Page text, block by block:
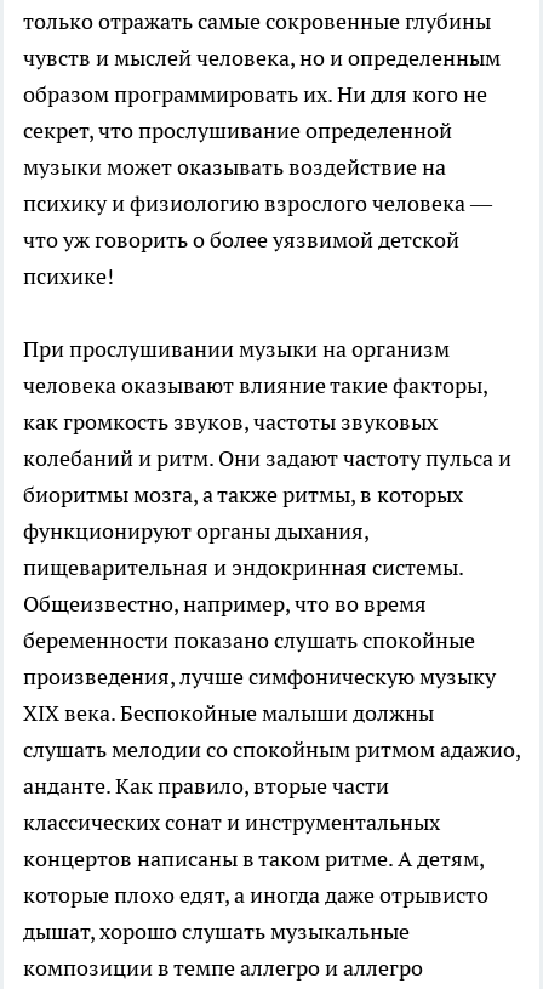
только отражать самые сокровенные глубины
чувств и мыслей человека, но и определенным
образом программировать их. Ни для кого не
секрет, что прослушивание определенной
музыки может оказывать воздействие на
психику и физиологию взрослого человека —
что уж говорить о более уязвимой детской
психике!
При прослушивании музыки на организм
человека оказывают влияние такие факторы,
как громкость звуков, частоты звуковых
колебаний и ритм. Они задают частоту пульса и
биоритмы мозга, а также ритмы, в которых
функционируют органы дыхания,
пищеварительная и эндокринная системы.
Общеизвестно, например, что во время
беременности показано слушать спокойные
произведения, лучше симфоническую музыку
XIX века. Беспокойные малыши должны
слушать мелодии со спокойным ритмом адажио,
анданте. Как правило, вторые части
классических сонат и инструментальных
концертов написаны в таком ритме. А детям,
которые плохо едят, а иногда даже отрывисто
дышат, хорошо слушать музыкальные
композиции в темпе аллегро и аллегро